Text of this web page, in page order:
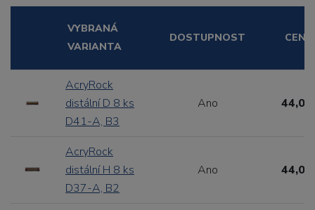
VYBRANÁ
VARIANTA
DOSTUPNOST CENA
AcryRock
distální D 8 ks
D41-A, B3
Ano 44,00
AcryRock
distální H 8 ks
D37-A, B2
Ano 44,00